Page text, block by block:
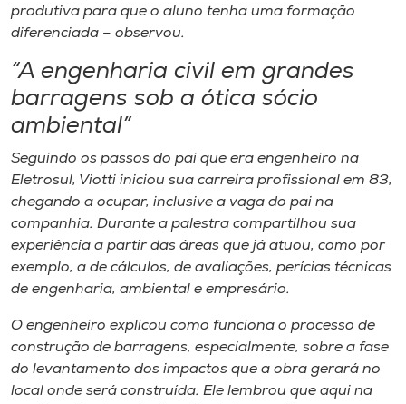
produtiva para que o aluno tenha uma formação
diferenciada – observou.
“A engenharia civil em grandes
barragens sob a ótica sócio
ambiental”
Seguindo os passos do pai que era engenheiro na
Eletrosul, Viotti iniciou sua carreira profissional em 83,
chegando a ocupar, inclusive a vaga do pai na
companhia. Durante a palestra compartilhou sua
experiência a partir das áreas que já atuou, como por
exemplo, a de cálculos, de avaliações, perícias técnicas
de engenharia, ambiental e empresário.
O engenheiro explicou como funciona o processo de
construção de barragens, especialmente, sobre a fase
do levantamento dos impactos que a obra gerará no
local onde será construída. Ele lembrou que aqui na